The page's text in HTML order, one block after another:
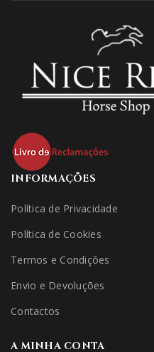
INFORMAÇÕES
Política de Privacidade
Política de Cookies
Termos e Condições
Envio e Devoluções
Contactos
A MINHA CONTA